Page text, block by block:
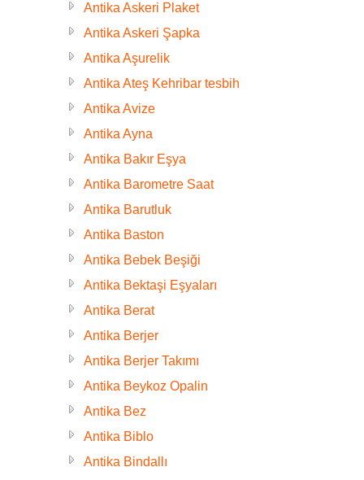
Antika Askeri Plaket
Antika Askeri Şapka
Antika Aşurelik
Antika Ateş Kehribar tesbih
Antika Avize
Antika Ayna
Antika Bakır Eşya
Antika Barometre Saat
Antika Barutluk
Antika Baston
Antika Bebek Beşiği
Antika Bektaşi Eşyaları
Antika Berat
Antika Berjer
Antika Berjer Takımı
Antika Beykoz Opalin
Antika Bez
Antika Biblo
Antika Bindallı